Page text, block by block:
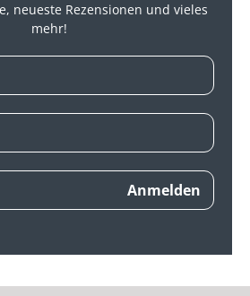
neueste Rezensionen und vieles
mehr!